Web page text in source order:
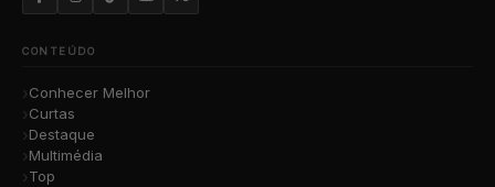
CONTEÚDO
Conhecer Melhor
Curtas
Destaque
Multimédia
Top